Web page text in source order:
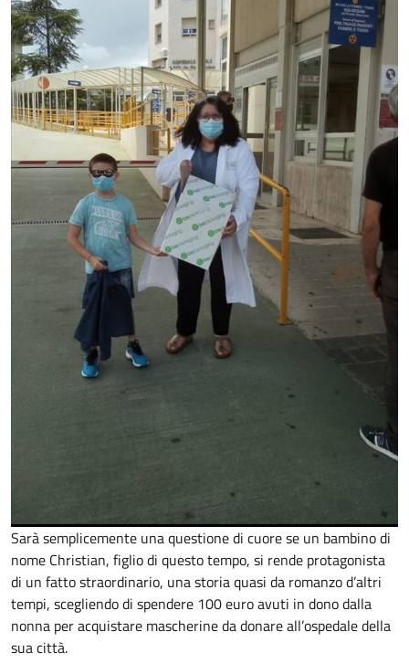
Sarà semplicemente una questione di cuore se un bambino di
nome Christian, figlio di questo tempo, si rende protagonista
di un fatto straordinario, una storia quasi da romanzo d’altri
tempi, scegliendo di spendere 100 euro avuti in dono dalla
nonna per acquistare mascherine da donare all’ospedale della
sua città.